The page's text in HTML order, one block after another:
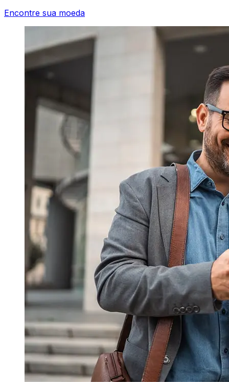
Encontre sua moeda